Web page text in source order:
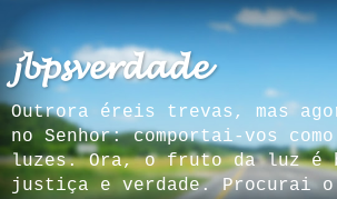
𝓳𝓫𝓹𝓼𝓿𝓮𝓻𝓭𝓪𝓭𝓮
Outrora éreis trevas, mas
no Senhor: comportai-vos
luzes. Ora, o fruto da luz é
justiça e verdade. Procurai o